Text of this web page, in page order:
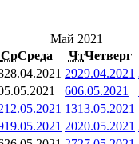
Май 2021
СрСреда ЧтЧетверг
28.04.2021 2929.04.2021
606.05.2021
12.05.2021 1313.05.2021
19.05.2021 2020.05.2021